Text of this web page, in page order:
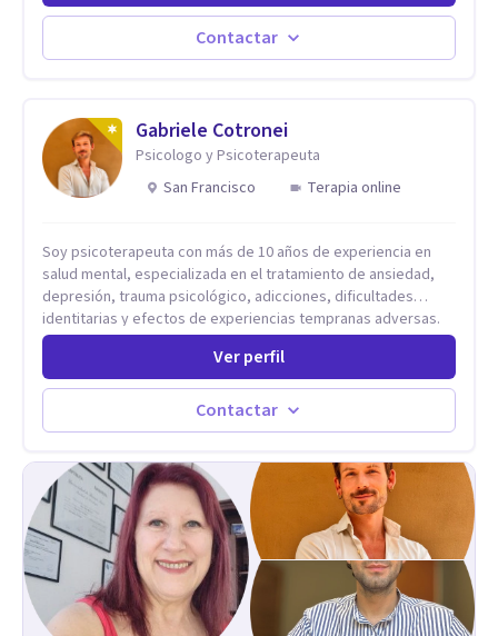
grave, pero podría ayudar. Si estás en adicciones y tu
intención es hacer algo con lo que te está pasando. No dudes
en comunicarte a fin de comenzar a resolver la situación que
Contactar
Gabriele Cotronei
Psicologo y Psicoterapeuta
San Francisco
Terapia online
Soy psicoterapeuta con más de 10 años de experiencia en
salud mental, especializada en el tratamiento de ansiedad,
depresión, trauma psicológico, adicciones, dificultades
identitarias y efectos de experiencias tempranas adversas.
Ofrezco un espacio terapéutico seguro, confidencial y
profundamente humano, donde el dolor emocional puede
transformarse en autoconocimiento, regulación emocional y
psicoanálisis, terapia somática y de trauma, psicología
respiración neurodinámica, integrando actualmente la
Psicología Analítica Junguiana. Mi abordaje también incorpora
perspectivas interculturales, ecopsicología y el trabajo
simbólico con el inconsciente, entendiendo que cada
proceso terapéutico es único y requiere una mirada
personalizada.
Ver perfil
Contactar